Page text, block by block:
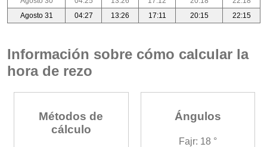
Agosto 31
04:27 13:26 17:11 20:15 22:15
Información sobre cómo calcular la
hora de rezo
Métodos de
cálculo
Ángulos
Fajr: 18 °